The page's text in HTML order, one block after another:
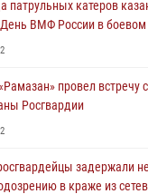
состоялся концерт
Росгвардии задержали
патрульных катеров
ВМФ России в
2
провел встречу
Росгвардии
2
задержали
в краже из